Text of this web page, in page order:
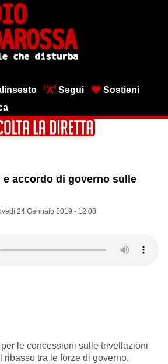
Segui
Sostieni
e accordo di governo sulle
24 Gennaio 2019 - 12:08
le concessioni sulle trivellazioni
ribasso tra le forze di governo.